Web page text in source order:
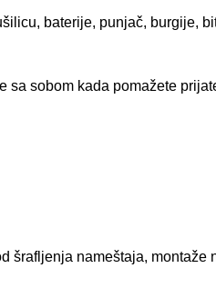
baterije, punjač, burgije,
sobom kada pomažete
nameštaja,